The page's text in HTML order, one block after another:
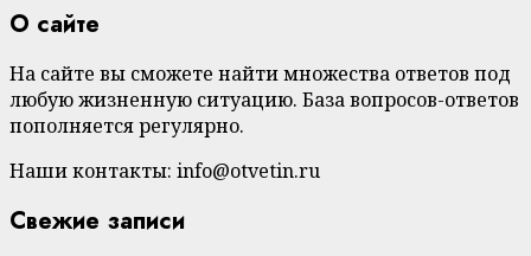
О сайте
На сайте вы сможете найти множества ответов под
любую жизненную ситуацию. База вопросов-ответов
пополняется регулярно.
Наши контакты: info@otvetin.ru
Свежие записи